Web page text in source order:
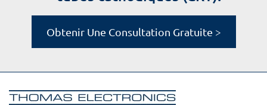
Obtenir Une Consultation Gratuite >